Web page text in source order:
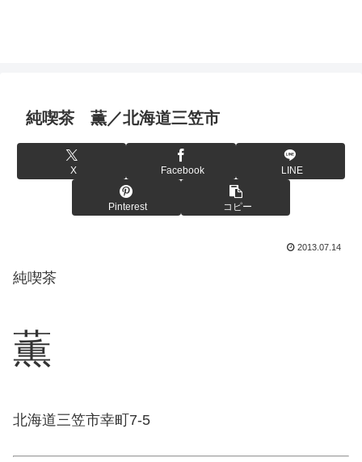
純喫茶 薫／北海道三笠市
X Facebook LINE
Pinterest コピー
2013.07.14
純喫茶
薫
北海道三笠市幸町7-5